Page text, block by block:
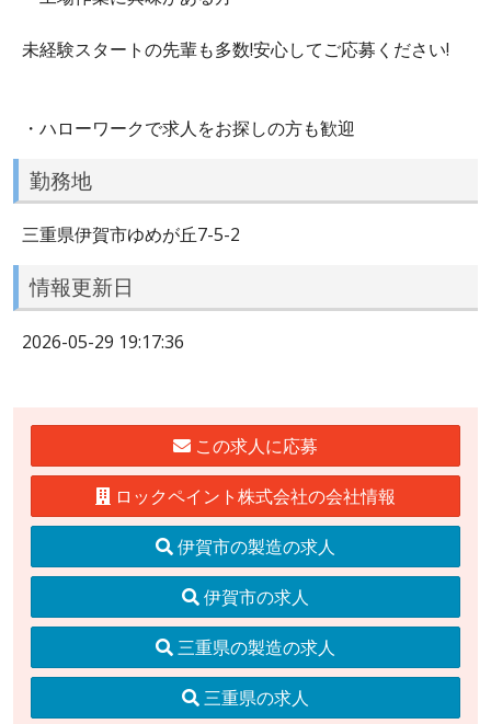
未経験スタートの先輩も多数!安心してご応募ください!
・ハローワークで求人をお探しの方も歓迎
勤務地
三重県伊賀市ゆめが丘7-5-2
情報更新日
2026-05-29 19:17:36
この求人に応募
ロックペイント株式会社の会社情報
伊賀市の製造の求人
伊賀市の求人
三重県の製造の求人
三重県の求人